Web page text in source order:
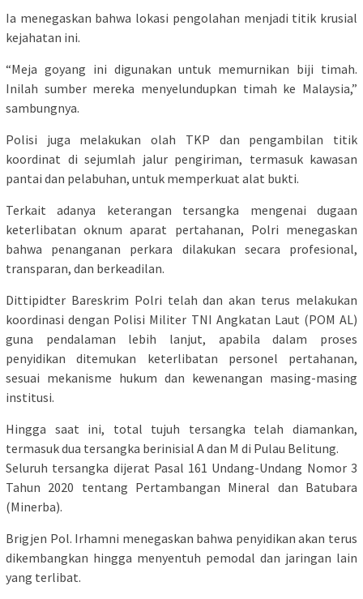
Ia menegaskan bahwa lokasi pengolahan menjadi titik krusial
kejahatan ini.
“Meja goyang ini digunakan untuk memurnikan biji timah.
Inilah sumber mereka menyelundupkan timah ke Malaysia,”
sambungnya.
Polisi juga melakukan olah TKP dan pengambilan titik
koordinat di sejumlah jalur pengiriman, termasuk kawasan
pantai dan pelabuhan, untuk memperkuat alat bukti.
Terkait adanya keterangan tersangka mengenai dugaan
keterlibatan oknum aparat pertahanan, Polri menegaskan
bahwa penanganan perkara dilakukan secara profesional,
transparan, dan berkeadilan.
Dittipidter Bareskrim Polri telah dan akan terus melakukan
koordinasi dengan Polisi Militer TNI Angkatan Laut (POM AL)
guna pendalaman lebih lanjut, apabila dalam proses
penyidikan ditemukan keterlibatan personel pertahanan,
sesuai mekanisme hukum dan kewenangan masing-masing
institusi.
Hingga saat ini, total tujuh tersangka telah diamankan,
termasuk dua tersangka berinisial A dan M di Pulau Belitung.
Seluruh tersangka dijerat Pasal 161 Undang-Undang Nomor 3
Tahun 2020 tentang Pertambangan Mineral dan Batubara
(Minerba).
Brigjen Pol. Irhamni menegaskan bahwa penyidikan akan terus
dikembangkan hingga menyentuh pemodal dan jaringan lain
yang terlibat.